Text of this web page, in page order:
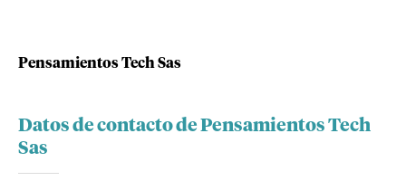
Pensamientos Tech Sas
Datos de contacto de Pensamientos Tech
Sas